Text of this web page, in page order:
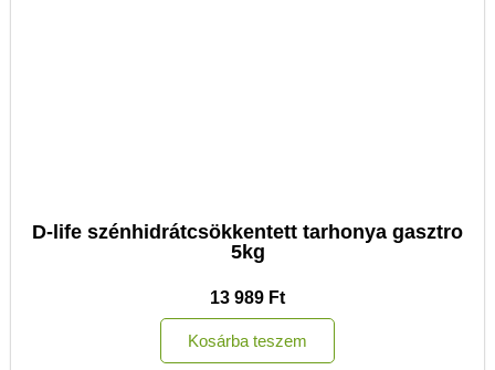
D-life szénhidrátcsökkentett tarhonya gasztro
5kg
13 989 Ft
Kosárba teszem